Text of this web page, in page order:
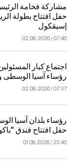
مشاركة فخامة
حفل افتتاح بطولة
إسيقكول
07:40 / 02.08.2026
اجتماع كبار
رؤساء آسيا الوسطى
07:37 / 02.08.2026
رؤساء بلدان آسيا
حفل افتتاح فندق
23:40 / 01.08.2026